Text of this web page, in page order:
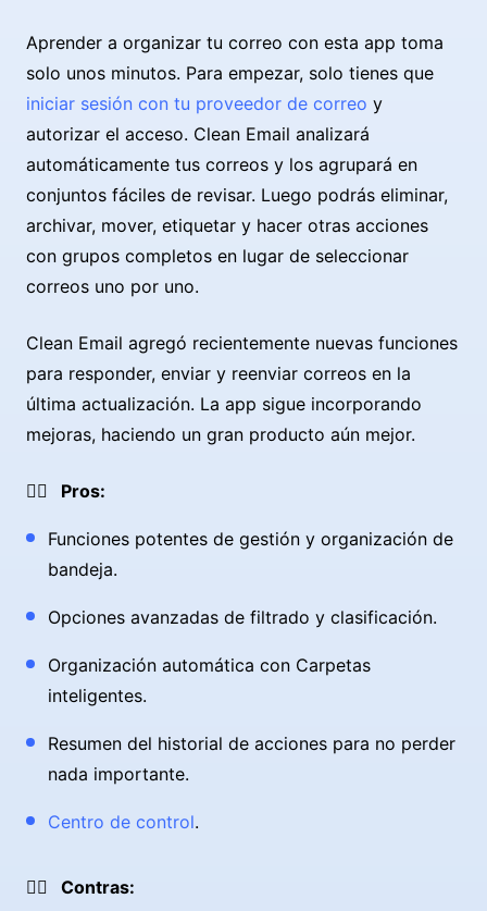
Aprender a organizar tu correo con esta app toma
solo unos minutos. Para empezar, solo tienes que
iniciar sesión con tu proveedor de correo y
autorizar el acceso. Clean Email analizará
automáticamente tus correos y los agrupará en
conjuntos fáciles de revisar. Luego podrás eliminar,
archivar, mover, etiquetar y hacer otras acciones
con grupos completos en lugar de seleccionar
correos uno por uno.
Clean Email agregó recientemente nuevas funciones
para responder, enviar y reenviar correos en la
última actualización. La app sigue incorporando
mejoras, haciendo un gran producto aún mejor.
👍🏼 Pros:
Funciones potentes de gestión y organización de
bandeja.
Opciones avanzadas de filtrado y clasificación.
Organización automática con Carpetas
inteligentes.
Resumen del historial de acciones para no perder
nada importante.
Centro de control.
👎🏼 Contras: